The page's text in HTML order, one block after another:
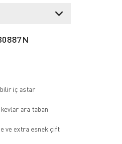
iç astar
ara taban
ve extra esnek çift